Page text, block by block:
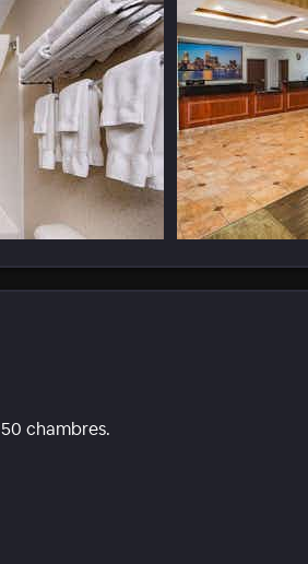
50 chambres.